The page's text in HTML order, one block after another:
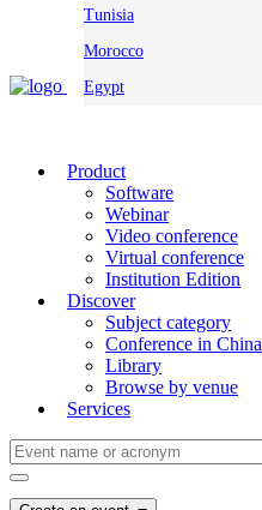
Tunisia
Morocco
Egypt
Product
Software
Webinar
Video conference
Virtual conference
Institution Edition
Discover
Subject category
Conference in China
Library
Browse by venue
Services